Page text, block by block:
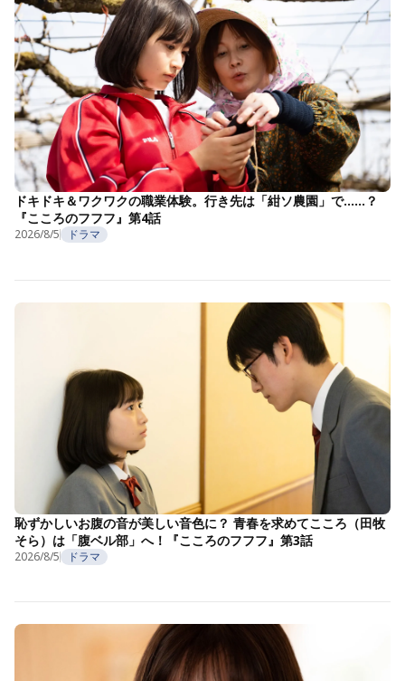
ドキドキ＆ワクワクの職業体験。行き先は「紺ソ農園」で……？
『こころのフフフ』第4話
2026/8/5 ドラマ
恥ずかしいお腹の音が美しい音色に？ 青春を求めてこころ（田牧
そら）は「腹ベル部」へ！『こころのフフフ』第3話
2026/8/5 ドラマ